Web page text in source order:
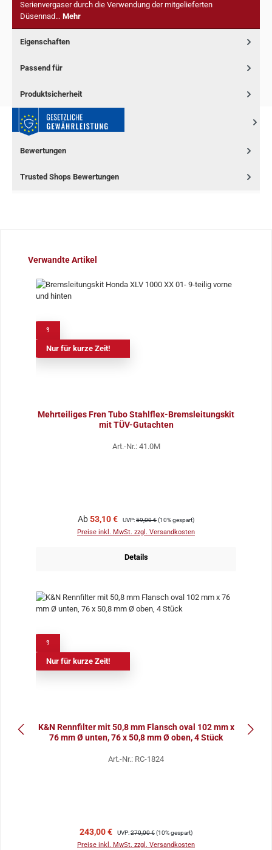
Serienvergaser durch die Verwendung der mitgelieferten
Düsennad… Mehr
Eigenschaften
Passend für
Produktsicherheit
Bewertungen
Trusted Shops Bewertungen
Produktgalerie überspringen
Verwandte Artikel
Nur für kurze Zeit!
Mehrteiliges Fren Tubo Stahlflex-Bremsleitungskit
mit TÜV-Gutachten
Art.-Nr.: 41.0M
Verkaufspreis:
Ab53,10 € Regulärer Preis:
UVP:59,00 €(10% gespart)
Preise inkl. MwSt. zzgl. Versandkosten
Details
Nur für kurze Zeit!
K&N Rennfilter mit 50,8 mm Flansch oval 102 mm x
76 mm Ø unten, 76 x 50,8 mm Ø oben, 4 Stück
Art.-Nr.: RC-1824
Verkaufspreis:
243,00 € Regulärer Preis:
UVP:270,00 €(10% gespart)
Preise inkl. MwSt. zzgl. Versandkosten